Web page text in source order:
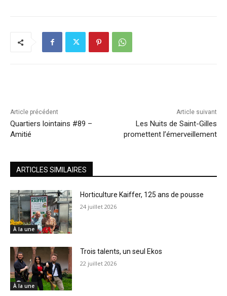
Article précédent
Quartiers lointains #89 –
Amitié
Article suivant
Les Nuits de Saint-Gilles
promettent l’émerveillement
ARTICLES SIMILAIRES
À la une
Horticulture Kaiffer, 125 ans de pousse
24 juillet 2026
À la une
Trois talents, un seul Ekos
22 juillet 2026